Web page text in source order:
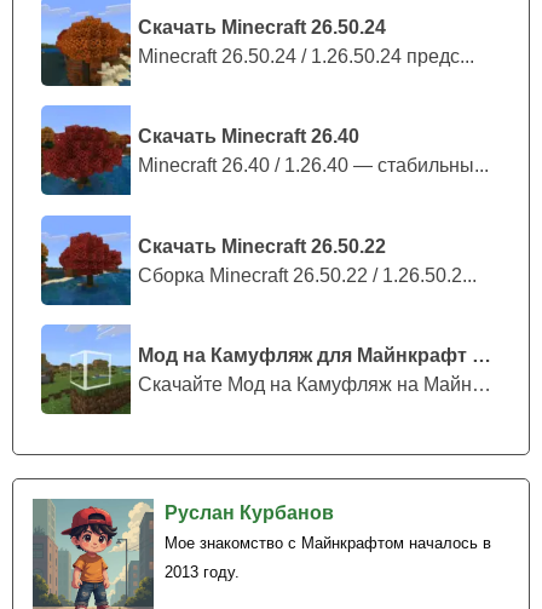
Скачать Minecraft 26.50.24
Minecraft 26.50.24 / 1.26.50.24 предс...
Скачать Minecraft 26.40
Minecraft 26.40 / 1.26.40 — стабильны...
Скачать Minecraft 26.50.22
Сборка Minecraft 26.50.22 / 1.26.50.2...
Мод на Камуфляж для Майнкрафт ПЕ
Скачайте Мод на Камуфляж на Майнкрафт...
Руслан Курбанов
Мое знакомство с Майнкрафтом началось в
2013 году.
просто сломанная рухлядь, а элитный аппарат, который
получил ранения. Но от чего не стал хуже.
Игроки Minecraft PE всё так же могут
перемещаться на данном авто, пусть и с меньшей
скоростью.